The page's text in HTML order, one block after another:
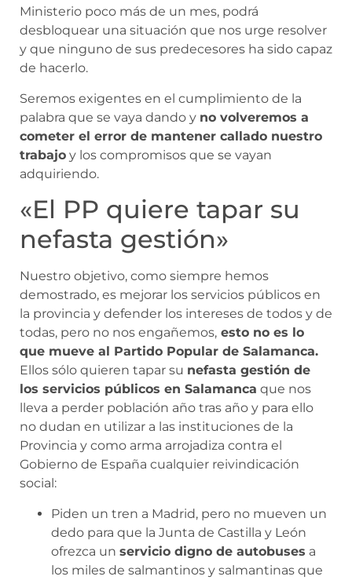
Ministerio poco más de un mes, podrá
desbloquear una situación que nos urge resolver
y que ninguno de sus predecesores ha sido capaz
de hacerlo.
Seremos exigentes en el cumplimiento de la
palabra que se vaya dando y no volveremos a
cometer el error de mantener callado nuestro
trabajo y los compromisos que se vayan
adquiriendo.
«El PP quiere tapar su
nefasta gestión»
Nuestro objetivo, como siempre hemos
demostrado, es mejorar los servicios públicos en
la provincia y defender los intereses de todos y de
todas, pero no nos engañemos, esto no es lo
que mueve al Partido Popular de Salamanca.
Ellos sólo quieren tapar su nefasta gestión de
los servicios públicos en Salamanca que nos
lleva a perder población año tras año y para ello
no dudan en utilizar a las instituciones de la
Provincia y como arma arrojadiza contra el
Gobierno de España cualquier reivindicación
social:
Piden un tren a Madrid, pero no mueven un
dedo para que la Junta de Castilla y León
ofrezca un servicio digno de autobuses a
los miles de salmantinos y salmantinas que